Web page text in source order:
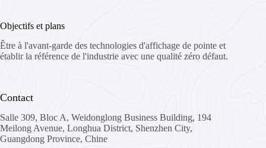
Objectifs et plans
Être à l'avant-garde des technologies d'affichage de pointe et
établir la référence de l'industrie avec une qualité zéro défaut.
Contact
Salle 309, Bloc A, Weidonglong Business Building, 194
Meilong Avenue, Longhua District, Shenzhen City,
Guangdong Province, Chine